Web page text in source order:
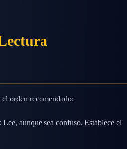
orden recomendado:
: Lee, aunque sea confuso. Establece el